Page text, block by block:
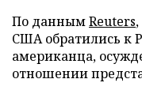
По даннымReuters
США обратились к
американца,
отношении